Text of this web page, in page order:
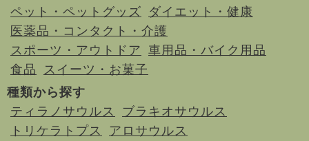
ペット・ペットグッズ
ダイエット・健康
医薬品・コンタクト・介護
スポーツ・アウトドア 車用品・バイク用品
食品
スイーツ・お菓子
種類から探す
ティラノサウルス
ブラキオサウルス
トリケラトプス
アロサウルス